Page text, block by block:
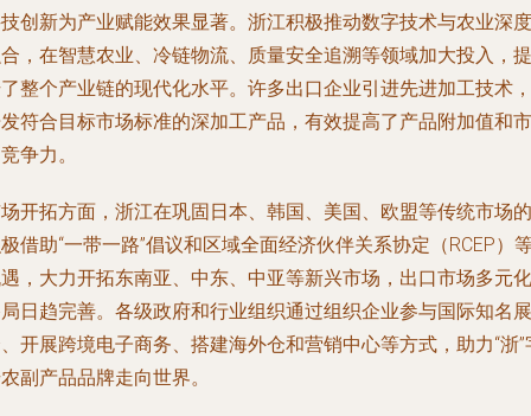
创新为产业赋能效果显著。浙江积极推动数字技术与农业深度
，在智慧农业、冷链物流、质量安全追溯等领域加大投入，提
整个产业链的现代化水平。许多出口企业引进先进加工技术，
符合目标市场标准的深加工产品，有效提高了产品附加值和市
争力。
开拓方面，浙江在巩固日本、韩国、美国、欧盟等传统市场的
借助“一带一路”倡议和区域全面经济伙伴关系协定（RCEP）
，大力开拓东南亚、中东、中亚等新兴市场，出口市场多元化
日趋完善。各级政府和行业组织通过组织企业参与国际知名展
开展跨境电子商务、搭建海外仓和营销中心等方式，助力“浙”
副产品品牌走向世界。